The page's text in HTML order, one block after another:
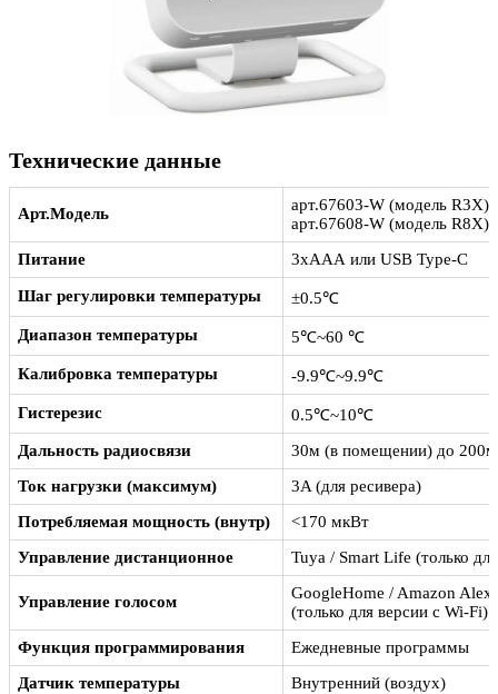
Технические данные
Арт.Модель
арт.67603-W (модель R3X)
арт.67608-W (модель R8X)
Питание
3хААА или USB Type-C
Шаг регулировки температуры ±0.5℃
Диапазон температуры 5℃~60 ℃
Калибровка температуры -9.9℃~9.9℃
Гистерезис
0.5℃~10℃
Дальность радиосвязи
30м (в помещении) до 200м
Ток нагрузки (максимум)
3A (для ресивера)
Потребляемая мощность (внутр)
<170 мкВт
Управление дистанционное
Tuya / Smart Life (только
Управление голосом
GoogleHome / Amazon
(только для версии с Wi-Fi)
Функция программирования
Ежедневные программы
Датчик температуры
Внутренний (воздух)